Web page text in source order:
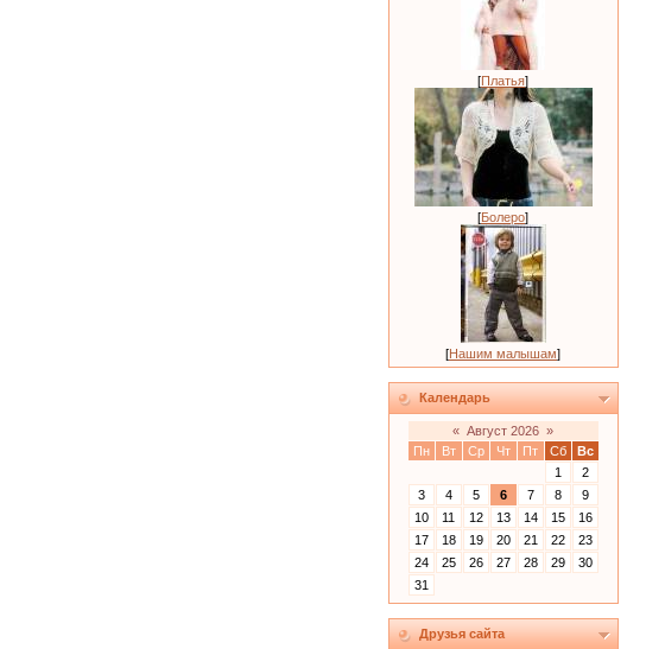
[Платья]
[Болеро]
[Нашим малышам]
Календарь
« Август 2026 »
Пн
Вт Ср Чт Пт Сб
Вс
1
2
3
4 5 6 7 8
9
10
11 12 13 14 15
16
17
18 19 20 21 22
23
24
25 26 27 28 29
30
31
Друзья сайта